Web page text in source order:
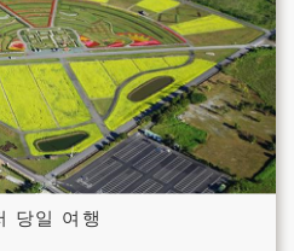
당일 여행